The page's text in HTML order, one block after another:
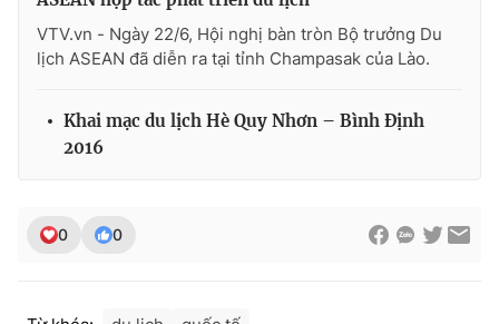
VTV Sức khoẻ Bất động sản
Thị trường 24h Tấm lòng Việt
VTV9
Liên hệ tòa soạn
VTV.vn - Ngày 22/6, Hội nghị bàn tròn Bộ trưởng Du
lịch ASEAN đã diễn ra tại tỉnh Champasak của Lào.
Khai mạc du lịch Hè Quy Nhơn – Bình Định
2016
0 0